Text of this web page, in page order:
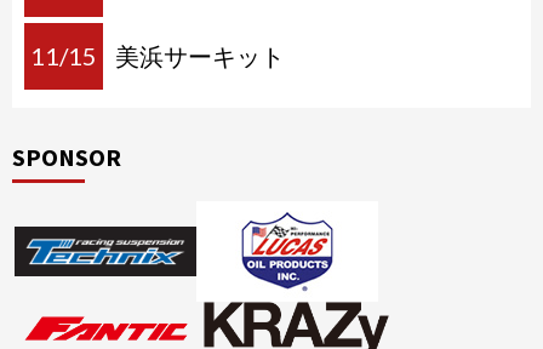
11/15 美浜サーキット
SPONSOR